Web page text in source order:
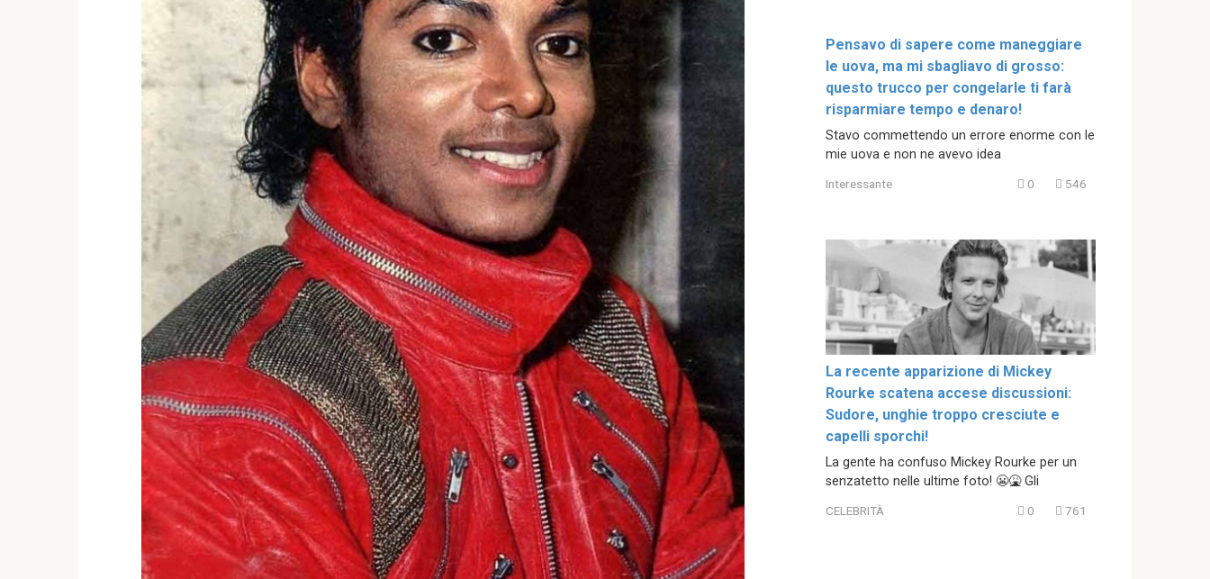
Pensavo di sapere come maneggiare
le uova, ma mi sbagliavo di grosso:
questo trucco per congelarle ti farà
risparmiare tempo e denaro!
Stavo commettendo un errore enorme con le
mie uova e non ne avevo idea
Interessante 0 546
La recente apparizione di Mickey
Rourke scatena accese discussioni:
Sudore, unghie troppo cresciute e
capelli sporchi!
La gente ha confuso Mickey Rourke per un
senzatetto nelle ultime foto! 😬🤮 Gli
CELEBRITÀ 0 761